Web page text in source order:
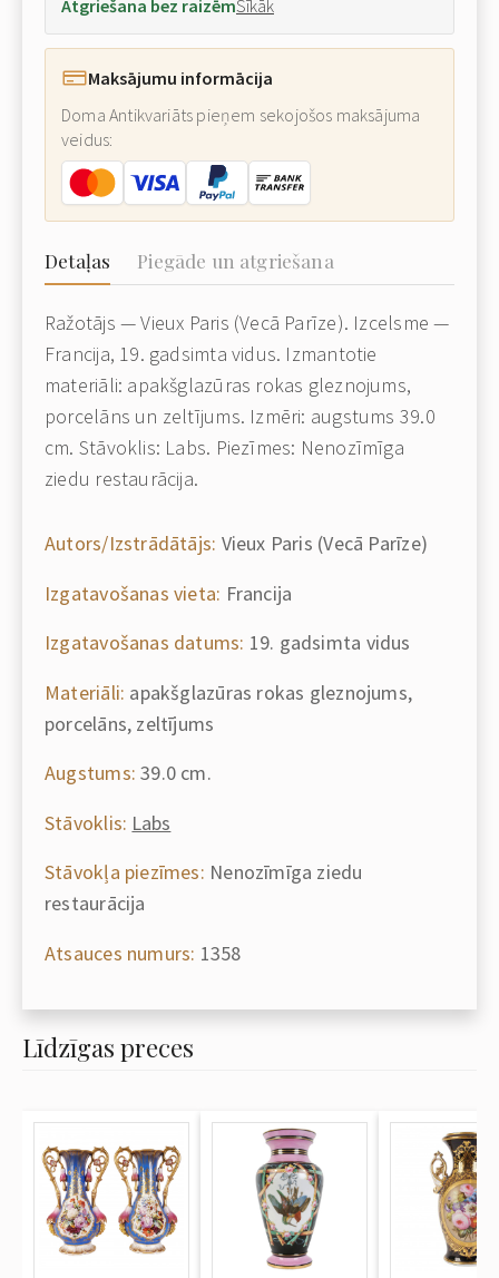
Atgriešana bez raizēmSīkāk
Maksājumu informācija
Doma Antikvariāts pieņem sekojošos maksājuma
veidus:
Detaļas Piegāde un atgriešana
Ražotājs — Vieux Paris (Vecā Parīze). Izcelsme —
Francija, 19. gadsimta vidus. Izmantotie
materiāli: apakšglazūras rokas gleznojums,
porcelāns un zeltījums. Izmēri: augstums 39.0
cm. Stāvoklis: Labs. Piezīmes: Nenozīmīga
ziedu restaurācija.
Autors/Izstrādātājs: Vieux Paris (Vecā Parīze)
Izgatavošanas vieta: Francija
Izgatavošanas datums: 19. gadsimta vidus
Materiāli: apakšglazūras rokas gleznojums,
porcelāns, zeltījums
Augstums: 39.0 cm.
Stāvoklis: Labs
Stāvokļa piezīmes: Nenozīmīga ziedu
restaurācija
Atsauces numurs: 1358
Līdzīgas preces